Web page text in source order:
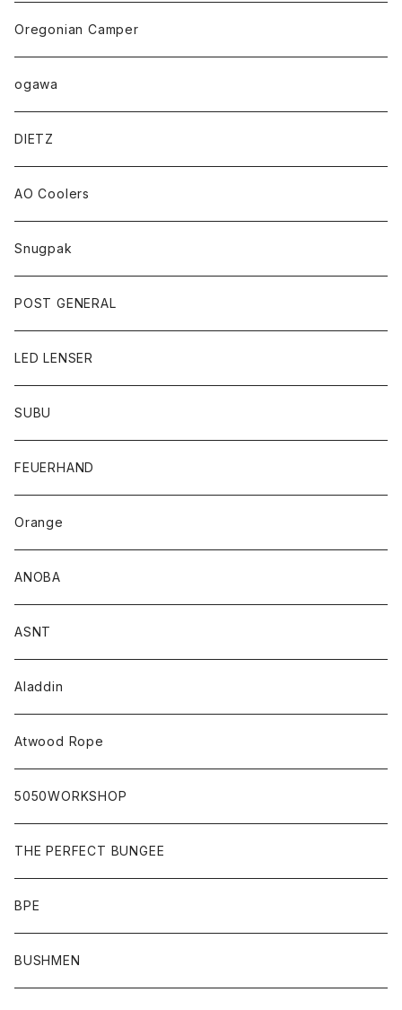
Oregonian Camper
ogawa
DIETZ
AO Coolers
Snugpak
POST GENERAL
LED LENSER
SUBU
FEUERHAND
Orange
ANOBA
ASNT
Aladdin
Atwood Rope
5050WORKSHOP
THE PERFECT BUNGEE
BPE
BUSHMEN